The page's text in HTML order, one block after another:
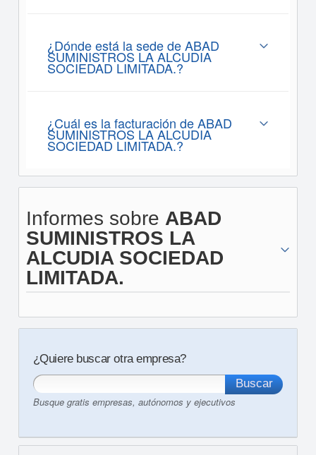
¿Dónde está la sede de ABAD
SUMINISTROS LA ALCUDIA
SOCIEDAD LIMITADA.?
¿Cuál es la facturación de ABAD
SUMINISTROS LA ALCUDIA
SOCIEDAD LIMITADA.?
Informes sobre ABAD
SUMINISTROS LA
ALCUDIA SOCIEDAD
LIMITADA.
¿Quiere buscar otra empresa?
Busque gratis empresas, autónomos y ejecutivos